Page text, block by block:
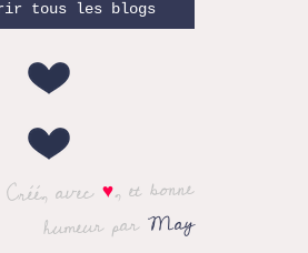
tous les blogs
Créé, avec♥, et bonne
humeur parMay